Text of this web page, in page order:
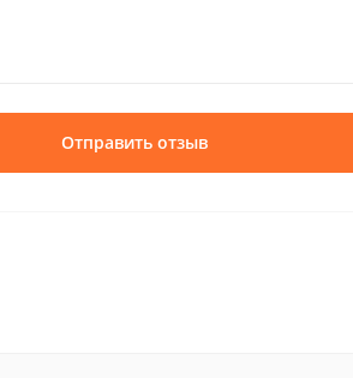
Отправить отзыв